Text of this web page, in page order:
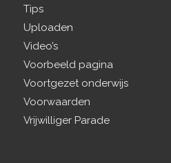
Tips
Uploaden
Video’s
Voorbeeld pagina
Voortgezet onderwijs
Voorwaarden
Vrijwilliger Parade